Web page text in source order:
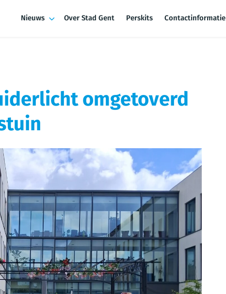
Nieuws Over Stad Gent Perskits Contactinformatie
omgetoverd